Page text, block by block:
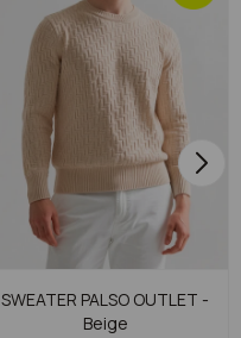
SWEATER PALSO OUTLET -
Beige